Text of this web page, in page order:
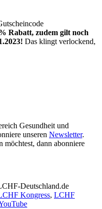
Rabatt, zudem gilt noch
Das klingt verlockend,
Gesundheit und
unseren Newsletter.
möchtest, dann abonniere
Deutschland.de
Kongress, LCHF